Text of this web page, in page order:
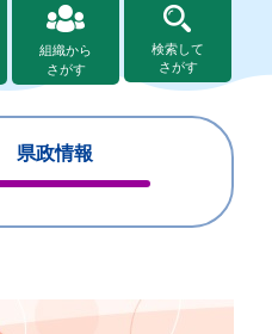
組織から
さがす
検索して
さがす
県政情報